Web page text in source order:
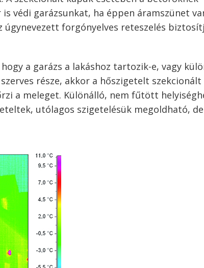
védi garázsunkat, ha éppen áramszünet
forgónyelves reteszelés
a garázs a lakáshoz tartozik-e, vagy
része, akkor a hőszigetelt szekcionált
a meleget. Különálló, nem fűtött
utólagos szigetelésük megoldható,